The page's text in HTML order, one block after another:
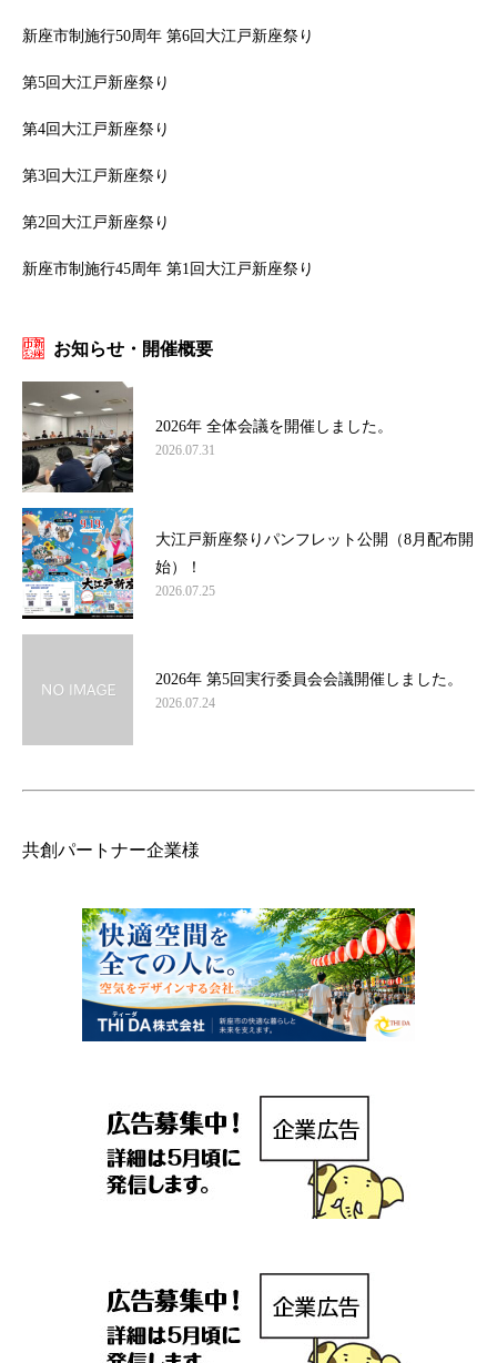
新座市制施行50周年 第6回大江戸新座祭り
第5回大江戸新座祭り
第4回大江戸新座祭り
第3回大江戸新座祭り
第2回大江戸新座祭り
新座市制施行45周年 第1回大江戸新座祭り
お知らせ・開催概要
2026年 全体会議を開催しました。
2026.07.31
大江戸新座祭りパンフレット公開（8月配布開
始）！
2026.07.25
2026年 第5回実行委員会会議開催しました。
2026.07.24
共創パートナー企業様